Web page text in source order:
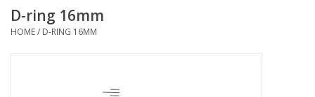
FAQ
D-ring 16mm
HOME/ D-RING 16MM